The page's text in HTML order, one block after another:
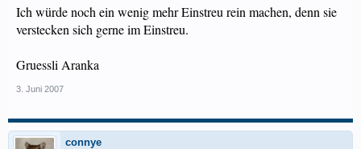
Ich würde noch ein wenig mehr Einstreu rein machen, denn sie
verstecken sich gerne im Einstreu.
Gruessli Aranka
3. Juni 2007
connye